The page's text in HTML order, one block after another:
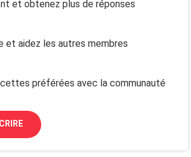
et obtenez plus de réponses
aidez les autres membres
préférées avec la communauté